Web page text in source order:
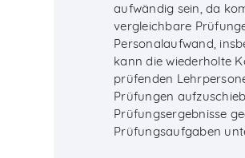
aufwändig sein, da
vergleichbare
Personalaufwand,
kann die wiederholte
prüfenden
Prüfungen
Prüfungsergebnisse
Prüfungsaufgaben